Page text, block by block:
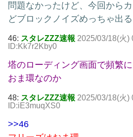
問題なかったけど、今回から
どブロックノイズめっちゃ出
46: スタレZZZ速報 2025/03/18(火)
ID:Kk7r2Kby0
塔のローディング画面で頻繁
おま環なのか
48: スタレZZZ速報 2025/03/18(火)
ID:iE3muqXS0
>>46